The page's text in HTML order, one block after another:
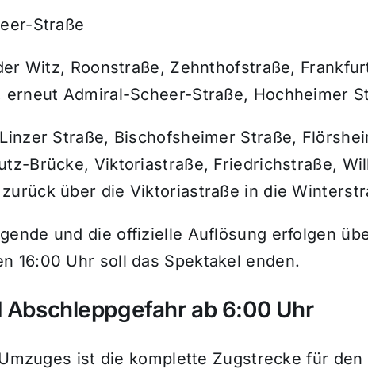
Straße
Witz, Roonstraße, Zehnthofstraße,
erneut Admiral-Scheer-Straße, Hochheimer
Straße, Bischofsheimer Straße,
Brücke, Viktoriastraße, Friedrichstraße,
über die Viktoriastraße in die
und die offizielle Auflösung erfolgen
16:00 Uhr soll das Spektakel enden.
ab 6:00 Uhr
ist die komplette Zugstrecke für den